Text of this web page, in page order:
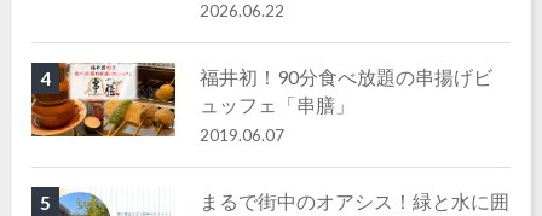
2026.06.22
4
福井初！90分食べ放題の串揚げビ
ュッフェ「串膳」
2019.06.07
5
まるで街中のオアシス！緑と水に囲